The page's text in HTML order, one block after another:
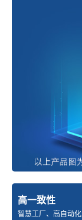
高一致性
智慧工厂、高自动